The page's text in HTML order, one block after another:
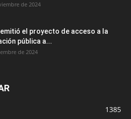
de 2024
el proyecto de acceso a la
pública a...
de 2024
1385